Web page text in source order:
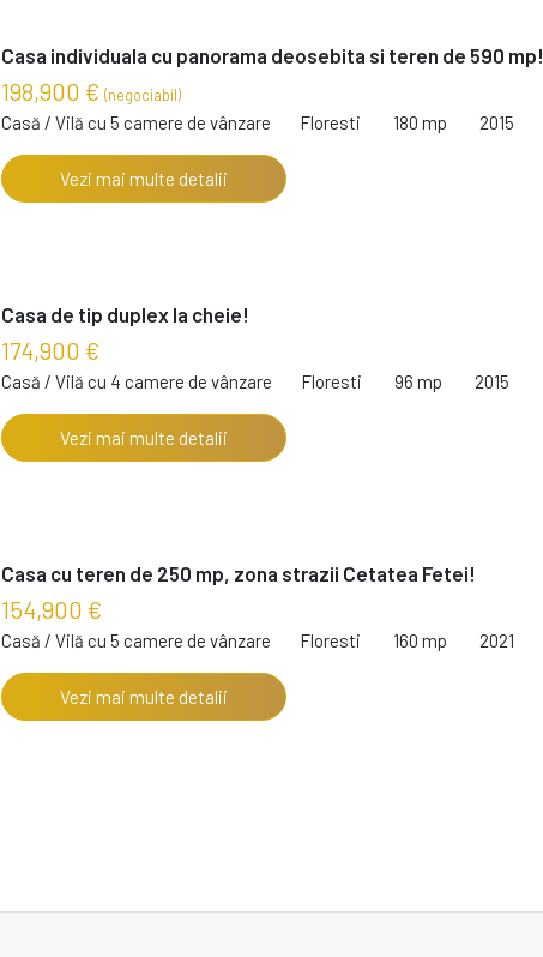
Casa individuala cu panorama deosebita si teren de 590 mp!
198,900 € (negociabil)
Casă / Vilă cu 5 camere de vânzare Floresti 180 mp 2015
Vezi mai multe detalii
Casa de tip duplex la cheie!
174,900 €
Casă / Vilă cu 4 camere de vânzare Floresti 96 mp 2015
Vezi mai multe detalii
Casa cu teren de 250 mp, zona strazii Cetatea Fetei!
154,900 €
Casă / Vilă cu 5 camere de vânzare Floresti 160 mp 2021
Vezi mai multe detalii